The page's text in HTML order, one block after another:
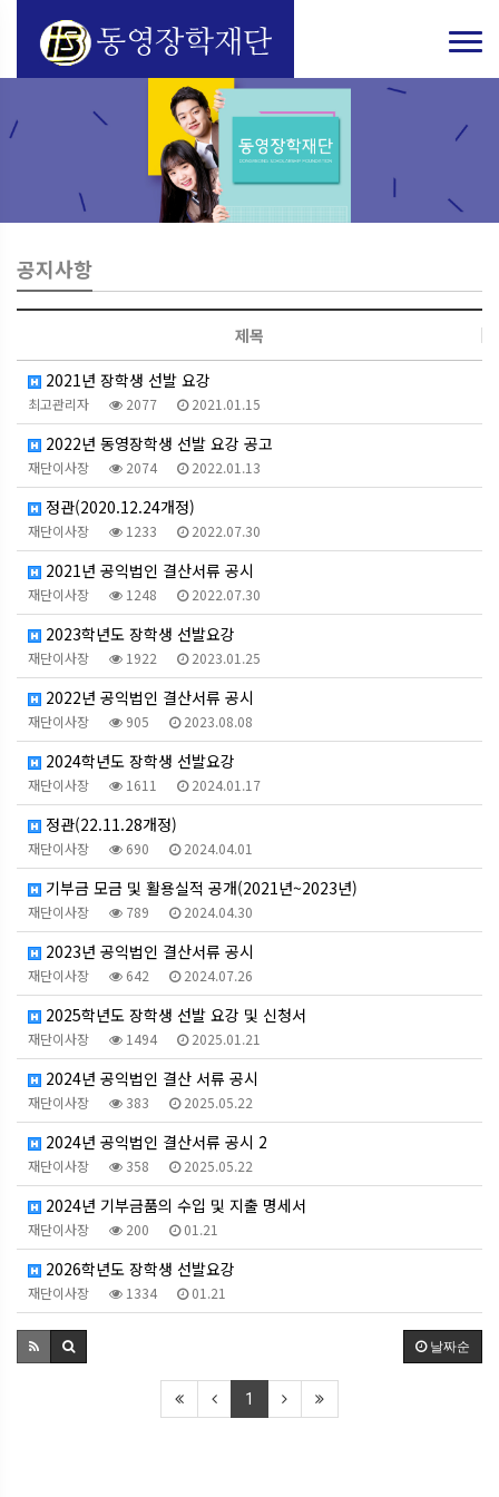
공지사항
제목
2021년 장학생 선발 요강
최고관리자 2077 2021.01.15
2022년 동영장학생 선발 요강 공고
재단이사장 2074 2022.01.13
정관(2020.12.24개정)
재단이사장 1233 2022.07.30
2021년 공익법인 결산서류 공시
재단이사장 1248 2022.07.30
2023학년도 장학생 선발요강
재단이사장 1922 2023.01.25
2022년 공익법인 결산서류 공시
재단이사장 905 2023.08.08
2024학년도 장학생 선발요강
재단이사장 1611 2024.01.17
정관(22.11.28개정)
재단이사장 690 2024.04.01
기부금 모금 및 활용실적 공개(2021년~2023년)
재단이사장 789 2024.04.30
2023년 공익법인 결산서류 공시
재단이사장 642 2024.07.26
2025학년도 장학생 선발 요강 및 신청서
재단이사장 1494 2025.01.21
2024년 공익법인 결산 서류 공시
재단이사장 383 2025.05.22
2024년 공익법인 결산서류 공시 2
재단이사장 358 2025.05.22
2024년 기부금품의 수입 및 지출 명세서
재단이사장 200 01.21
2026학년도 장학생 선발요강
재단이사장 1334 01.21
날짜순
1